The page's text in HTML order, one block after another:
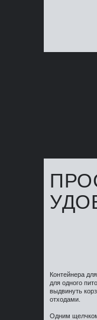
Контейнера
для одного
выдвинуть
отходами.
Одним